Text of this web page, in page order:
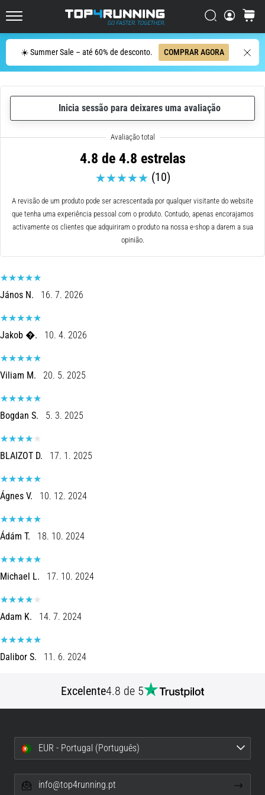
☀️ Summer Sale – até 60% de desconto. COMPRAR AGORA
Procurar
cesto
Procurar
corrida
maior
amortecimento?
Descubra
ténis
amortecimento
8 minutos lendo
Causas
comuns
dor
no
joelho
durante
e
após
corrida
A
dor
joelho
vai
todos
pelo
menos
uma
vez
vida,
seja
amador
ou
Quais
5. 8. 2026
Fascite
Sintomas,
Inicia sessão para deixares uma avaliação
4.8 de 4.8 estrelas
(10)
A revisão de um produto pode ser acrescentada por qualquer visitante do website
que tenha uma experiência pessoal com o produto. Contudo, apenas encorajamos
activamente os clientes que adquiriram o produto na nossa e-shop a darem a sua
opinião.
János N. 16. 7. 2026
Jakob �. 10. 4. 2026
Viliam M. 20. 5. 2025
Bogdan S. 5. 3. 2025
BLAIZOT D. 17. 1. 2025
Ágnes V. 10. 12. 2024
Ádám T. 18. 10. 2024
Michael L. 17. 10. 2024
Adam K. 14. 7. 2024
Dalibor S. 11. 6. 2024
Excelente4.8 de 5
EUR - Portugal (Português)
info@top4running.pt